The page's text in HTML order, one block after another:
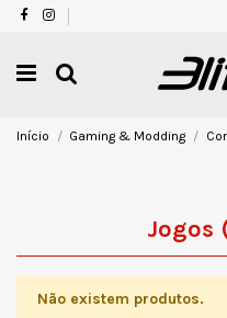
Início Gaming & Modding
Jogos
Não existem produtos.